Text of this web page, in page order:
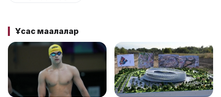
Ұқсас мақалалар